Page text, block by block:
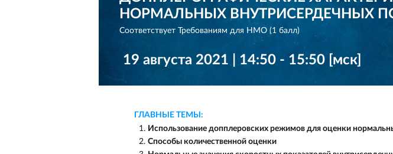
НОРМАЛЬНЫХ ВНУТРИСЕРДЕЧНЫХ
Соответствует Требованиям для НМО (1 балл)
19 августа 2021 | 14:50 - 15:50 [мск]
ГЛАВНЫЕ ТЕМЫ:
Использование допплеровских режимов для оценки
Способы количественной оценки